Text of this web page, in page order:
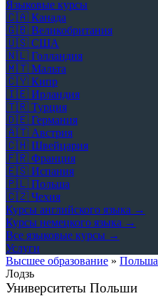
Языковые курсы
🇨🇦 Канада
🇬🇧 Великобритания
🇺🇸 США
🇳🇱 Голландия
🇲🇹 Мальта
🇨🇾 Кипр
🇮🇪 Ирландия
🇹🇷 Турция
🇩🇪 Германия
🇦🇹 Австрия
🇨🇭 Швейцария
🇫🇷 Франция
🇪🇸 Испания
🇵🇱 Польша
🇨🇿 Чехия
Курсы английского языка →
Курсы немецкого языка →
Все языковые курсы →
Услуги
Высшее образование » Польша
Лодзь
Университеты Польши